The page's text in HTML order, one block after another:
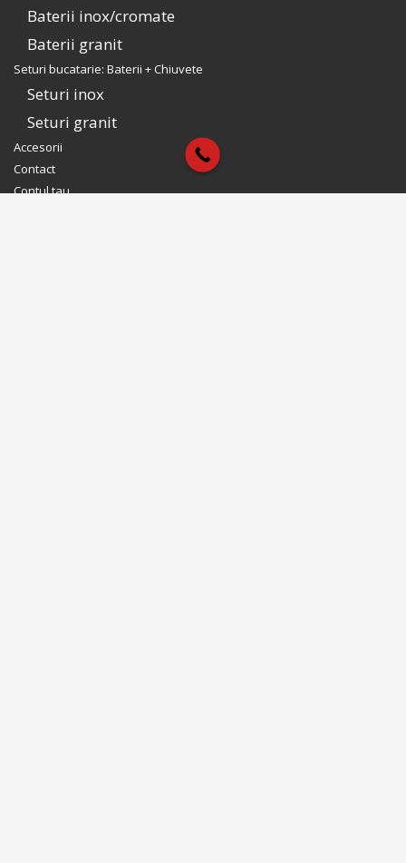
Baterii inox/cromate
Baterii granit
Seturi bucatarie: Baterii + Chiuvete
Seturi inox
Seturi granit
Accesorii
Contact
Contul tau